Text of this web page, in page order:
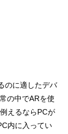
のに適したデバ
の中でARを使
えるならPCが
内に入ってい